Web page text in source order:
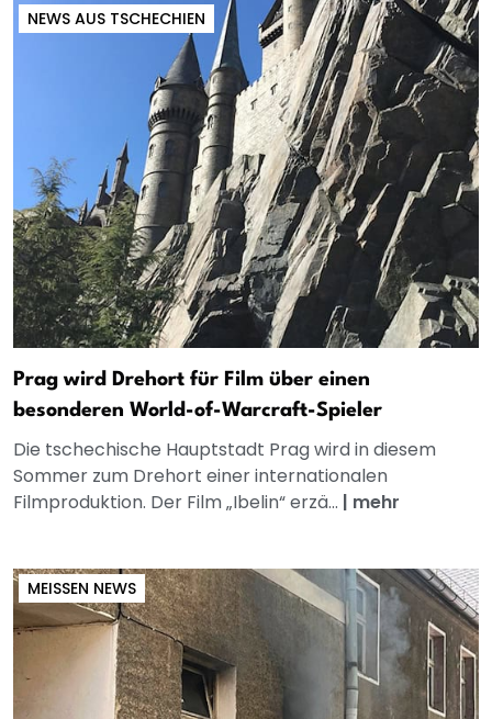
NEWS AUS TSCHECHIEN
Prag wird Drehort für Film über einen
besonderen World-of-Warcraft-Spieler
Die tschechische Hauptstadt Prag wird in diesem
Sommer zum Drehort einer internationalen
Filmproduktion. Der Film „Ibelin“ erzä... | mehr
MEISSEN NEWS